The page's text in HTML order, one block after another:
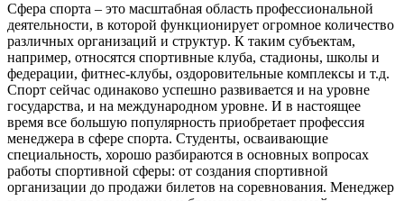
Сфера спорта – это масштабная область профессиональной
деятельности, в которой функционирует огромное количество
различных организаций и структур. К таким субъектам,
например, относятся спортивные клуба, стадионы, школы и
федерации, фитнес-клубы, оздоровительные комплексы и т.д.
Спорт сейчас одинаково успешно развивается и на уровне
государства, и на международном уровне. И в настоящее
время все большую популярность приобретает профессия
менеджера в сфере спорта. Студенты, осваивающие
специальность, хорошо разбираются в основных вопросах
работы спортивной сферы: от создания спортивной
организации до продажи билетов на соревнования. Менеджер